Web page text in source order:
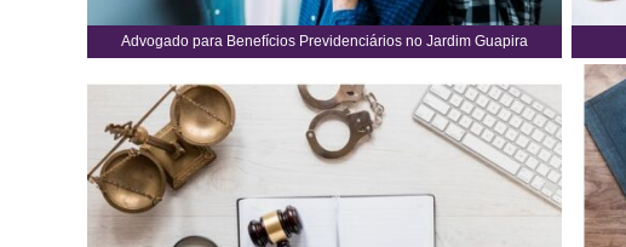
Advogado para Benefícios Previdenciários no Jardim Guapira